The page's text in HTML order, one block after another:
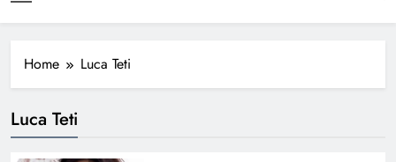
Home Luca Teti
Luca Teti